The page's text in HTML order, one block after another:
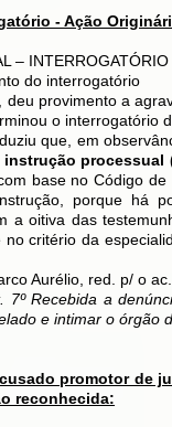
- Ação
–
do interrogatório
deu provimento a
o interrogatório
que, em
processual
base no Código
porque há
a oitiva das
critério da
Aurélio, red. p/ o
7º Recebida a
e intimar o órgão
promotor de
reconhecida: